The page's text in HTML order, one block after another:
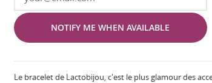
NOTIFY ME WHEN AVAILABLE
Le bracelet de Lactobijou, c'est le plus glamour des